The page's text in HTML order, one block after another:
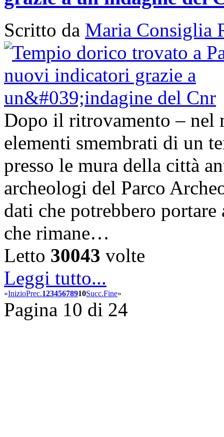
Scritto da Maria Consiglia
Dopo il ritrovamento – nel
elementi smembrati di un
presso le mura della città
archeologi del Parco
dati che potrebbero
che rimane…
Letto 30043 volte
Leggi tutto...
«InizioPrec.12345678910Succ.Fine»
Pagina 10 di 24